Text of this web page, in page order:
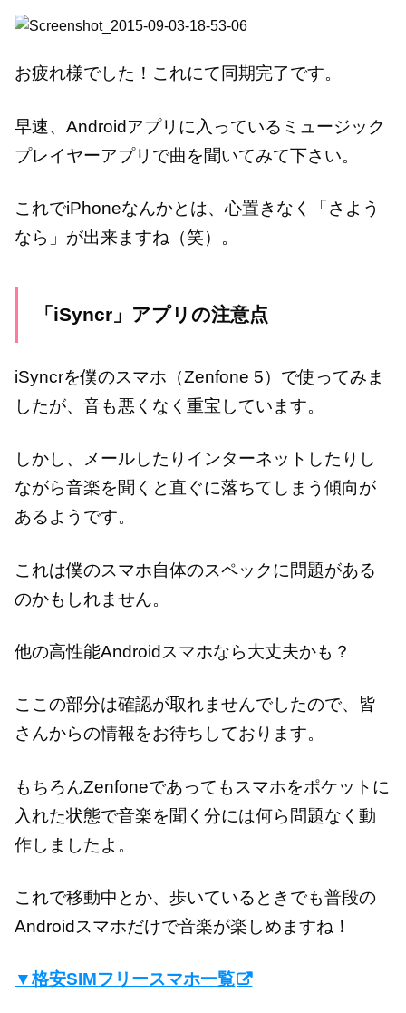
お疲れ様でした！これにて同期完了です。
早速、Androidアプリに入っているミュージック
プレイヤーアプリで曲を聞いてみて下さい。
これでiPhoneなんかとは、心置きなく「さよう
なら」が出来ますね（笑）。
「iSyncr」アプリの注意点
iSyncrを僕のスマホ（Zenfone 5）で使ってみま
したが、音も悪くなく重宝しています。
しかし、メールしたりインターネットしたりし
ながら音楽を聞くと直ぐに落ちてしまう傾向が
あるようです。
これは僕のスマホ自体のスペックに問題がある
のかもしれません。
他の高性能Androidスマホなら大丈夫かも？
ここの部分は確認が取れませんでしたので、皆
さんからの情報をお待ちしております。
もちろんZenfoneであってもスマホをポケットに
入れた状態で音楽を聞く分には何ら問題なく動
作しましたよ。
これで移動中とか、歩いているときでも普段の
Androidスマホだけで音楽が楽しめますね！
▼格安SIMフリースマホ一覧